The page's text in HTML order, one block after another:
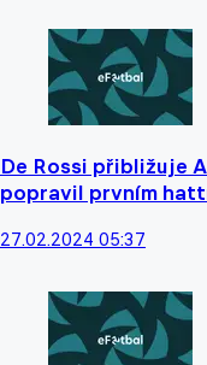
De Rossi přibližuje
popravil prvním
27.02.2024 05:37